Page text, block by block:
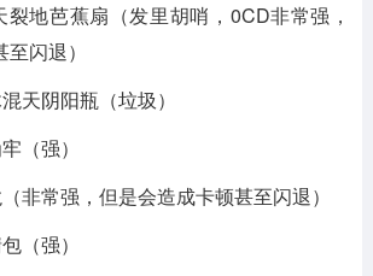
地芭蕉扇（发里胡哨，0CD非常强，
闪退）
天阴阳瓶（垃圾）
（强）
非常强，但是会造成卡顿甚至闪退）
（强）